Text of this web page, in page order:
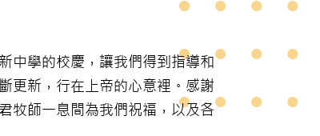
中學的校慶，讓我們得到指導和
更新，行在上帝的心意裡。感謝
牧師一息間為我們祝福，以及各